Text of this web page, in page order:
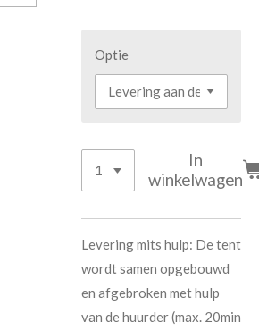
Optie
In
winkelwagen
Levering mits hulp: De tent
wordt samen opgebouwd
en afgebroken met hulp
van de huurder (max. 20min